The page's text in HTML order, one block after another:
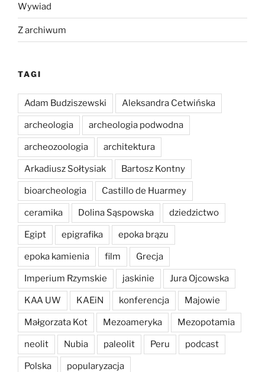
Wywiad
Z archiwum
TAGI
Adam Budziszewski Aleksandra Cetwińska
archeologia archeologia podwodna
archeozoologia architektura
Arkadiusz Sołtysiak Bartosz Kontny
bioarcheologia Castillo de Huarmey
ceramika Dolina Sąspowska dziedzictwo
Egipt epigrafika epoka brązu
epoka kamienia film Grecja
Imperium Rzymskie jaskinie Jura Ojcowska
KAA UW KAEiN konferencja Majowie
Małgorzata Kot Mezoameryka Mezopotamia
neolit Nubia paleolit Peru podcast
Polska popularyzacja